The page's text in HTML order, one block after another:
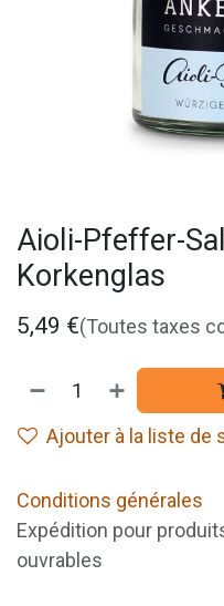
Aioli-Pfeffer-
Korkenglas
5,49 €(Toutes taxes
Ajouter à la liste de
Conditions générales
Expédition pour
ouvrables